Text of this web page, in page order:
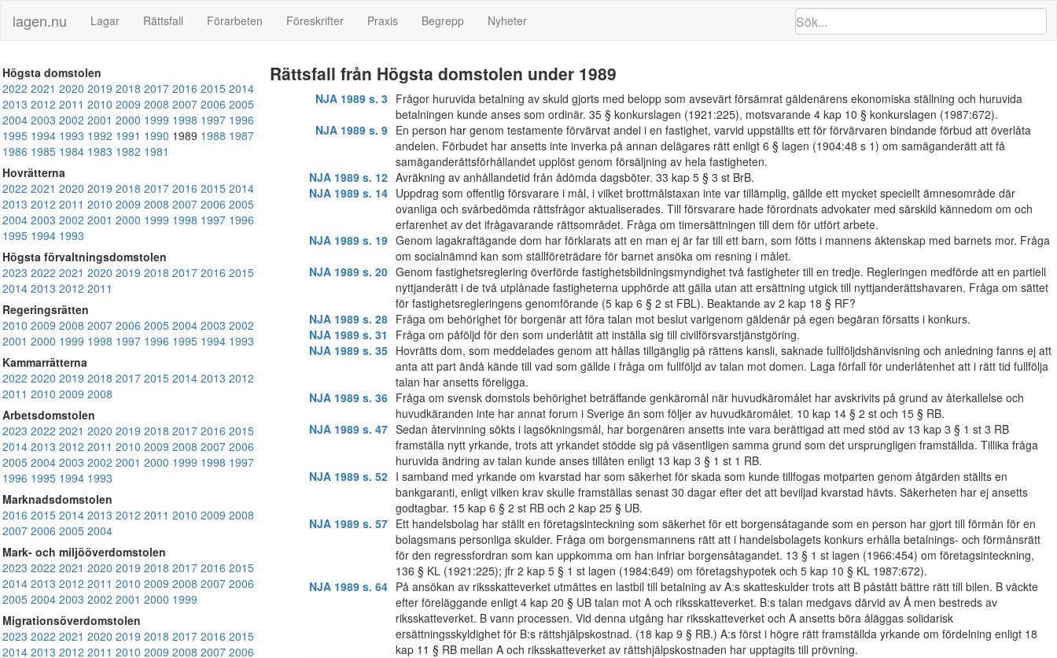
lagen.nu Lagar Rättsfall Förarbeten Föreskrifter Praxis Begrepp Nyheter
Högsta domstolen
2022 2021 2020 2019 2018 2017 2016 2015 2014
2013 2012 2011 2010 2009 2008 2007 2006 2005
2004 2003 2002 2001 2000 1999 1998 1997 1996
1995 1994 1993 1992 1991 1990 1989 1988 1987
1986 1985 1984 1983 1982 1981
Hovrätterna
2022 2021 2020 2019 2018 2017 2016 2015 2014
2013 2012 2011 2010 2009 2008 2007 2006 2005
2004 2003 2002 2001 2000 1999 1998 1997 1996
1995 1994 1993
Högsta förvaltningsdomstolen
2023 2022 2021 2020 2019 2018 2017 2016 2015
2014 2013 2012 2011
Regeringsrätten
2010 2009 2008 2007 2006 2005 2004 2003 2002
2001 2000 1999 1998 1997 1996 1995 1994 1993
Kammarrätterna
2022 2020 2019 2018 2017 2015 2014 2013 2012
2011 2010 2009 2008
Arbetsdomstolen
2023 2022 2021 2020 2019 2018 2017 2016 2015
2014 2013 2012 2011 2010 2009 2008 2007 2006
2005 2004 2003 2002 2001 2000 1999 1998 1997
1996 1995 1994 1993
Marknadsdomstolen
2016 2015 2014 2013 2012 2011 2010 2009 2008
2007 2006 2005 2004
Mark- och miljööverdomstolen
2023 2022 2021 2020 2019 2018 2017 2016 2015
2014 2013 2012 2011 2010 2009 2008 2007 2006
2005 2004 2003 2002 2001 2000 1999
Migrationsöverdomstolen
2023 2022 2021 2020 2019 2018 2017 2016 2015
2014 2013 2012 2011 2010 2009 2008 2007 2006
Rättsfall från Högsta domstolen under 1989
NJA 1989 s. 3 Frågor huruvida betalning av skuld gjorts med belopp som avsevärt försämrat gäldenärens ekonomiska ställning och huruvida
betalningen kunde anses som ordinär. 35 § konkurslagen (1921:225), motsvarande 4 kap 10 § konkurslagen (1987:672).
NJA 1989 s. 9 En person har genom testamente förvärvat andel i en fastighet, varvid uppställts ett för förvärvaren bindande förbud att överlåta
andelen. Förbudet har ansetts inte inverka på annan delägares rätt enligt 6 § lagen (1904:48 s 1) om samäganderätt att få
samäganderättsförhållandet upplöst genom försäljning av hela fastigheten.
NJA 1989 s. 12 Avräkning av anhållandetid från ådömda dagsböter. 33 kap 5 § 3 st BrB.
NJA 1989 s. 14 Uppdrag som offentlig försvarare i mål, i vilket brottmålstaxan inte var tillämplig, gällde ett mycket speciellt ämnesområde där
ovanliga och svårbedömda rättsfrågor aktualiserades. Till försvarare hade förordnats advokater med särskild kännedom om och
erfarenhet av det ifrågavarande rättsområdet. Fråga om timersättningen till dem för utfört arbete.
NJA 1989 s. 19 Genom lagakraftägande dom har förklarats att en man ej är far till ett barn, som fötts i mannens äktenskap med barnets mor. Fråga
om socialnämnd kan som ställföreträdare för barnet ansöka om resning i målet.
NJA 1989 s. 20 Genom fastighetsreglering överförde fastighetsbildningsmyndighet två fastigheter till en tredje. Regleringen medförde att en partiell
nyttjanderätt i de två utplånade fastigheterna upphörde att gälla utan att ersättning utgick till nyttjanderättshavaren. Fråga om sättet
för fastighetsregleringens genomförande (5 kap 6 § 2 st FBL). Beaktande av 2 kap 18 § RF?
NJA 1989 s. 28 Fråga om behörighet för borgenär att föra talan mot beslut varigenom gäldenär på egen begäran försatts i konkurs.
NJA 1989 s. 31
Fråga om påföljd för den som underlåtit att inställa sig till civilförsvarstjänstgöring.
NJA 1989 s. 35 Hovrätts dom, som meddelades genom att hållas tillgänglig på rättens kansli, saknade fullföljdshänvisning och anledning fanns ej att
anta att part ändå kände till vad som gällde i fråga om fullföljd av talan mot domen. Laga förfall för underlåtenhet att i rätt tid fullfölja
talan har ansetts föreligga.
NJA 1989 s. 36 Fråga om svensk domstols behörighet beträffande genkäromål när huvudkäromålet har avskrivits på grund av återkallelse och
huvudkäranden inte har annat forum i Sverige än som följer av huvudkäromålet. 10 kap 14 § 2 st och 15 § RB.
NJA 1989 s. 47 Sedan återvinning sökts i lagsökningsmål, har borgenären ansetts inte vara berättigad att med stöd av 13 kap 3 § 1 st 3 RB
framställa nytt yrkande, trots att yrkandet stödde sig på väsentligen samma grund som det ursprungligen framställda. Tillika fråga
huruvida ändring av talan kunde anses tillåten enligt 13 kap 3 § 1 st 1 RB.
NJA 1989 s. 52 I samband med yrkande om kvarstad har som säkerhet för skada som kunde tillfogas motparten genom åtgärden ställts en
bankgaranti, enligt vilken krav skulle framställas senast 30 dagar efter det att beviljad kvarstad hävts. Säkerheten har ej ansetts
godtagbar. 15 kap 6 § 2 st RB och 2 kap 25 § UB.
NJA 1989 s. 57 Ett handelsbolag har ställt en företagsinteckning som säkerhet för ett borgensåtagande som en person har gjort till förmån för en
bolagsmans personliga skulder. Fråga om borgensmannens rätt att i handelsbolagets konkurs erhålla betalnings- och förmånsrätt
för den regressfordran som kan uppkomma om han infriar borgensåtagandet. 13 § 1 st lagen (1966:454) om företagsinteckning,
136 § KL (1921:225); jfr 2 kap 5 § 1 st lagen (1984:649) om företagshypotek och 5 kap 10 § KL 1987:672).
NJA 1989 s. 64 På ansökan av riksskatteverket utmättes en lastbil till betalning av A:s skatteskulder trots att B påstått bättre rätt till bilen. B väckte
efter föreläggande enligt 4 kap 20 § UB talan mot A och riksskatteverket. B:s talan medgavs därvid av Å men bestreds av
riksskatteverket. B vann processen. Vid denna utgång har riksskatteverket och A ansetts böra åläggas solidarisk
ersättningsskyldighet för B:s rättshjälpskostnad. (18 kap 9 § RB.) A:s först i högre rätt framställda yrkande om fördelning enligt 18
kap 11 § RB mellan A och riksskatteverket av rättshjälpskostnaden har upptagits till prövning.